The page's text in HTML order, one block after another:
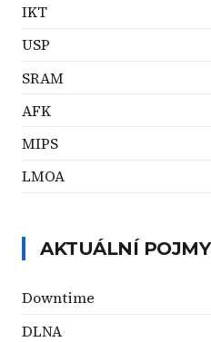
IKT
USP
SRAM
AFK
MIPS
LMOA
AKTUÁLNÍ POJMY
Downtime
DLNA